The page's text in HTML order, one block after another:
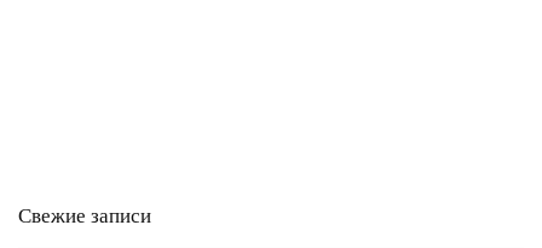
Свежие записи